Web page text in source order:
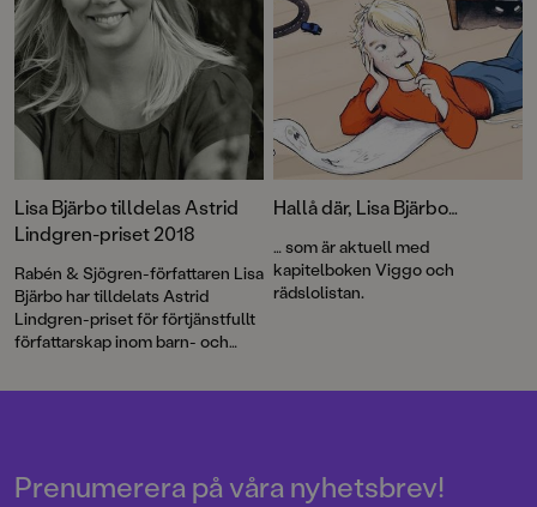
nya tjej? Eller känns det som att
man blir alldeles skrattig, som
Viggo blir varje gång Roya från
klassen dyker upp?
Lisa Bjärbo tilldelas Astrid
Lindgren-priset 2018
Rabén & Sjögren-författaren Lisa
Bjärbo har tilldelats Astrid
Lindgren-priset för förtjänstfullt
författarskap inom barn- och
är nästan större än rymden. Jag
Hallå där, Lisa Bjärbo…
… som är aktuell med
kapitelboken Viggo och
rädslolistan.
Prenumerera på våra nyhetsbrev!